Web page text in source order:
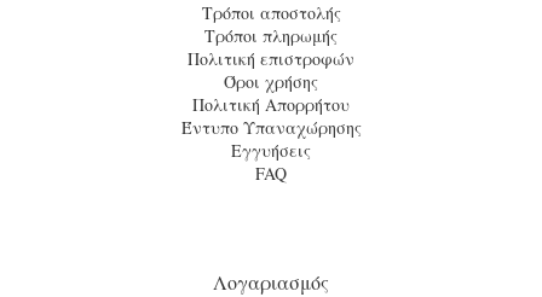
Τρόποι αποστολής
Τρόποι πληρωμής
Πολιτική επιστροφών
Όροι χρήσης
Πολιτική Απορρήτου
Έντυπο Υπαναχώρησης
Εγγυήσεις
FAQ
Λογαριασμός